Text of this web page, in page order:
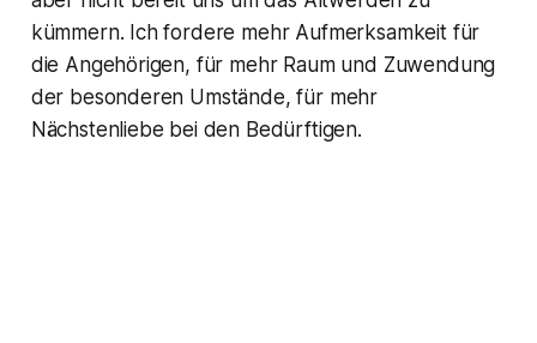
kümmern. Ich fordere mehr Aufmerksamkeit für
die Angehörigen, für mehr Raum und Zuwendung
der besonderen Umstände, für mehr
Nächstenliebe bei den Bedürftigen.